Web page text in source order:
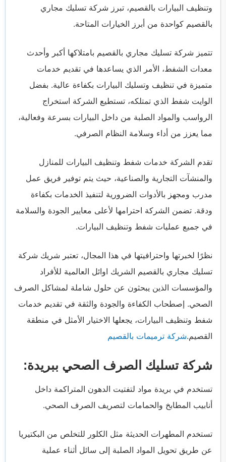
وتنظيف البيارات بالقصيم، تبرز شركة تسليك مجاري
بالقصيم كواحدة من أبرز الخيارات المتاحة.
تتميز شركة تسليك مجاري بالقصيم بامتلاكها أكبر وأحدث
معدات الشفط، الأمر الذي يساعدها في تقديم خدمات
متميزة في تنظيف وتسليك البيارات بكفاءة عالية. بفضل
الوايت شفط الذي تمتلكه، تستطيع الشركة استخراج
الرواسب والمواد الصلبة من داخل البيارات بسرعة وفعالية،
مما يعزز من أداء وسلامة النظام الصرفي.
تقدم الشركة خدمات شفط وتنظيف البيارات للمنازل
والمنشآت التجارية والصناعية، حيث يتم توفير فريق عمل
مدرب ومجهز بالأدوات الضرورية لتنفيذ الخدمات بكفاءة
ودقة. تضمن الشركة احترامها لأعلى معايير الجودة والسلامة
في جميع عمليات شفط وتنظيف البيارات.
نظرًا لخبرتها واحترافيتها في هذا المجال، تعتبر شريك شركة
تسليك مجاري بالقصيم الشريك اوائل العالمية للأفراد
والمؤسسات الذين يبحثون عن حلول شاملة لمشاكل الصرف
الصحي. إصطحاب الكفاءة والجودة والثقة في تقديم خدمات
شفط وتنظيف البيارات، يجعلها الاختيار الأمثل في منطقة
القصيم.شركة ترميمات بالقصيم
شركة تسليك الصرف الصحي ببريدة:
تستخدم في بريدة مواد لتفتيت الدهون المتراكمة داخل
أنابيب المطابخ والحمامات لتصريف الصرف الصحي.
تستخدم المطهرات الحديثة مثل الكلور للتخلص من البكتيريا
عن طريق تحويل المواد الصلبة إلى سائل أثناء عملية